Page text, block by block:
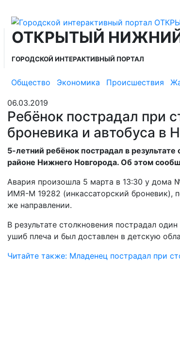
ОТКРЫТЫЙ
ГОРОДСКОЙ ИНТЕРАКТИВНЫЙ ПОРТАЛ
Общество Экономика Происшествия
06.03.2019
Ребёнок пострадал при
броневика и автобуса в
5-летний ребёнок пострадал в
районе Нижнего Новгорода. Об этом
Авария произошла 5 марта в 13:30 у дома
ИМЯ-М 19282 (инкассаторский броневик),
же направлении.
В результате столкновения пострадал
ушиб плеча и был доставлен в детскую
Читайте также: Младенец пострадал при